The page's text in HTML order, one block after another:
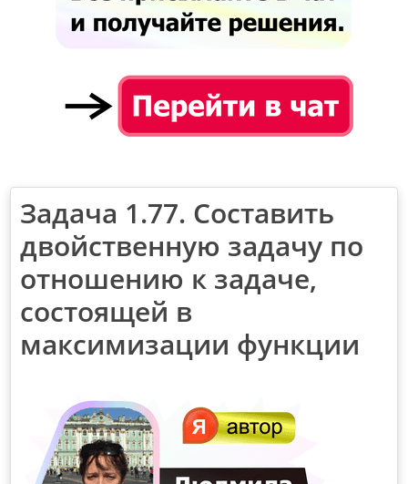
Задача 1.77. Составить
двойственную задачу по
отношению к задаче,
состоящей в
максимизации функции